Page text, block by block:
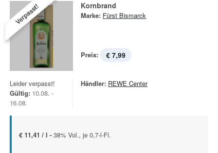
Verpasst! Kornbrand
Marke: Fürst Bismarck
Preis: € 7,99
Leider verpasst!
Gültig: 10.08. -
16.08.
Händler: REWE Center
€ 11,41 / l - 38% Vol., je 0,7-l-Fl.